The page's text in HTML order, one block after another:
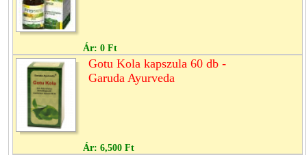
Ár: 0 Ft
Gotu Kola kapszula 60 db -
Garuda Ayurveda
Ár: 6,500 Ft